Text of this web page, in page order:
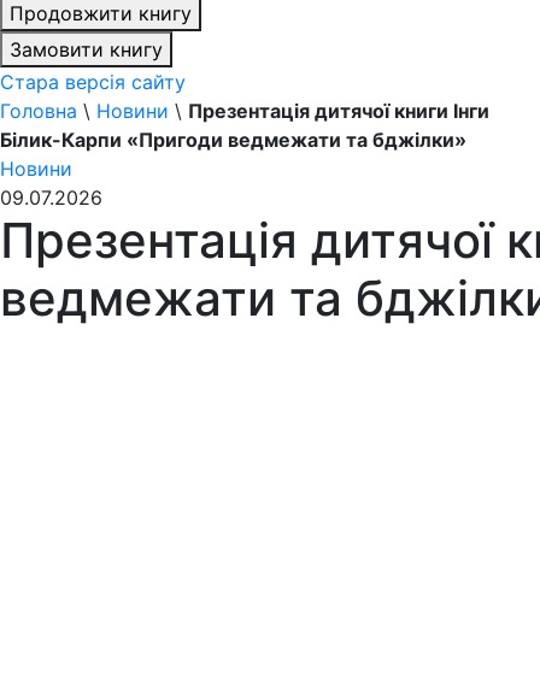
Продовжити книгу
Замовити книгу
Стара версія сайту
Головна \ Новини \ Презентація дитячої книги Інги
Білик-Карпи «Пригоди ведмежати та бджілки»
Новини
09.07.2026
Презентація дитячої
ведмежати та